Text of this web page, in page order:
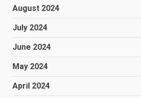
August 2024
July 2024
June 2024
May 2024
April 2024